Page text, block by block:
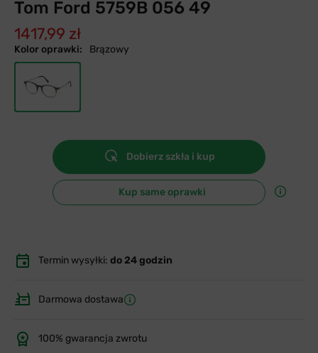
Tom Ford 5759B 056 49
1417,99 zł
Kolor oprawki: Brązowy
Dobierz szkła i kup
Kup same oprawki
Termin wysyłki: do 24 godzin
Darmowa dostawa
100% gwarancja zwrotu